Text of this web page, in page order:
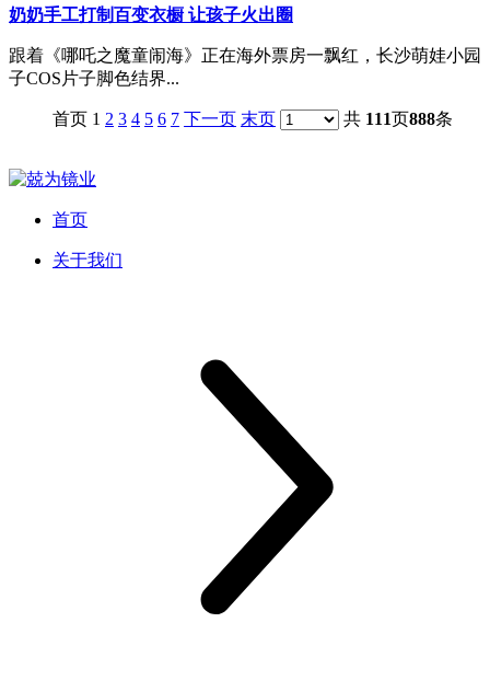
奶奶手工打制百变衣橱 让孩子火出圈
跟着《哪吒之魔童闹海》正在海外票房一飘红，长沙萌娃小园
子COS片子脚色结界...
首页 1 2 3 4 5 6 7 下一页 末页 共 111页888条
首页
关于我们